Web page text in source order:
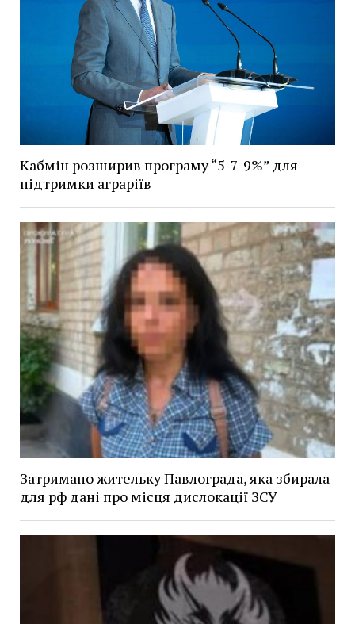
Кабмін розширив програму “5-7-9%” для
підтримки аграріїв
Затримано жительку Павлограда, яка збирала
для рф дані про місця дислокації ЗСУ